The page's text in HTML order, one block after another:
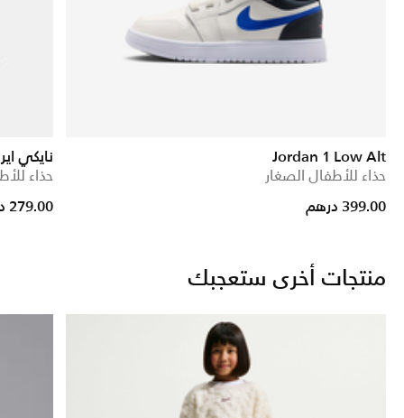
Jordan 1 Low Alt
حذاء للأطفال الصغار
399.00 درهم
نايكي
حذاء
reduced from
to
279.00 درهم
منتجات أخرى ستعجبك